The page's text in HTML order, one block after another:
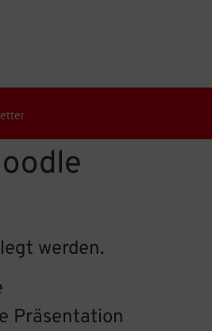
werden.
Präsentation